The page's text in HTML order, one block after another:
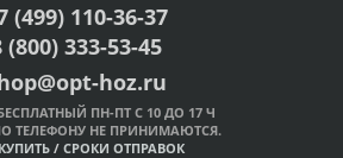
(499) 110-36-37
(800) 333-53-45
hoz.ru
ПН-ПТ С 10 ДО 17 Ч
ТЕЛЕФОНУ НЕ ПРИНИМАЮТСЯ.
/ СРОКИ ОТПРАВОК